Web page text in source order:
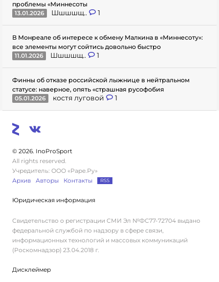
проблемы «Миннесоты
13.01.2026
Шшшшщ.. 1
В Монреале об интересе к обмену Малкина в «Миннесоту»:
все элементы могут сойтись довольно быстро
11.01.2026
Шшшшщ.. 1
Финны об отказе российской лыжнице в нейтральном
статусе: наверное, опять «страшная русофобия
05.01.2026
костя луговой 1
© 2026. InoProSport
All rights reserved.
Учредитель: ООО «Раре.Ру»
Архив
Авторы Контакты RSS
Юридическая информация
Свидетельство о регистрации СМИ Эл №ФС77-72704 выдано
федеральной службой по надзору в сфере связи,
информационных технологий и массовых коммуникаций
(Роскомнадзор) 23.04.2018 г.
Дисклеймер